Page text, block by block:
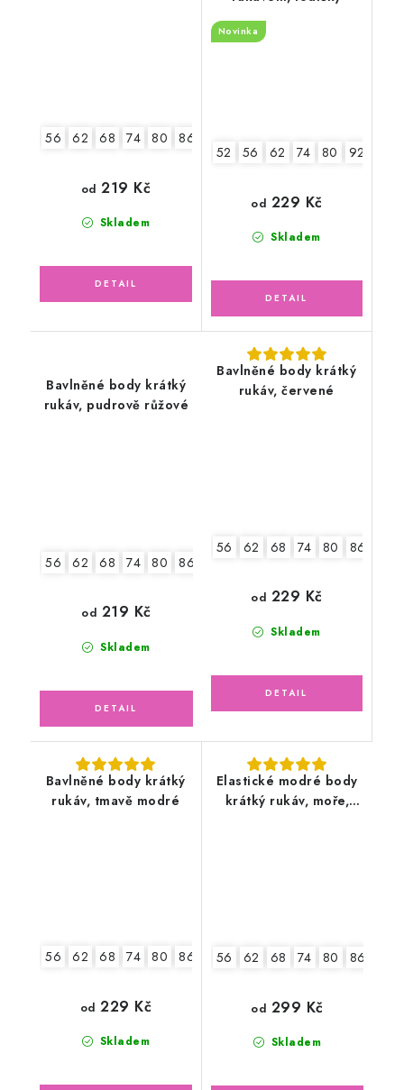
56 62 68 74 80 86
Skladem
od 219 Kč
Novinka
52 56 62 74 80 92
Skladem
od 229 Kč
Bavlněné body krátký
rukáv, pudrově růžové
56 62 68 74 80 86
Skladem
od 219 Kč
Bavlněné body krátký
rukáv, červené
56 62 68 74 80 86
Skladem
od 229 Kč
Bavlněné body krátký
rukáv, tmavě modré
56 62 68 74 80 86 92
Skladem
od 229 Kč
Elastické modré body
krátký rukáv, moře,
56 62 68 74 80 86
Skladem
od 299 Kč